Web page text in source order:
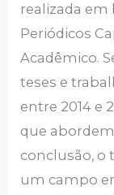
realizada em
Periódicos
Acadêmico.
teses e
entre 2014 e
que
conclusão, o
um campo